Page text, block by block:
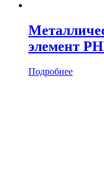
элемент
Подробнее